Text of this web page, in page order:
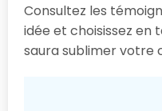
Consultez les
idée et choisissez en
saura sublimer votre